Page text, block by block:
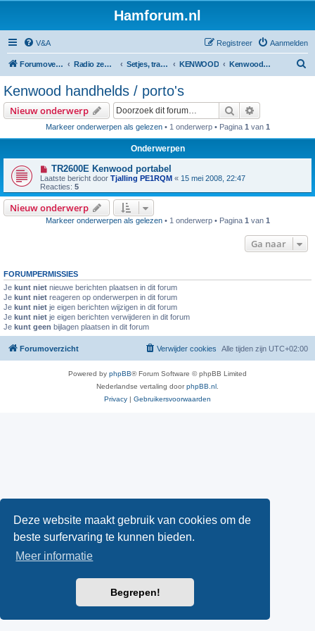
Deze website maakt gebruik van cookies om de
beste surfervaring te kunnen bieden.
Meer informatie
Begrepen!
Hamforum.nl
V&A Aanmelden
Registreer
Forumoverzicht Radio zendamateur, luisteramateur en elektronica zelfbouw Setjes, transceivers, portofoons, ontvangers, mods, tips, etc KENWOOD Kenwood handhelds / porto's
Kenwood handhelds / porto's
Nieuw onderwerp Zoek
Markeer onderwerpen als gelezen• 1 onderwerp • Pagina 1 van 1
Onderwerpen
TR2600E Kenwood portabel
Laatste bericht door Tjalling PE1RQM « 15 mei 2008, 22:47
Reacties: 5
Nieuw onderwerp
Markeer onderwerpen als gelezen• 1 onderwerp • Pagina 1 van 1
Ga naar
FORUMPERMISSIES
Je kunt niet nieuwe berichten plaatsen in dit forum
Je kunt niet reageren op onderwerpen in dit forum
Je kunt niet je eigen berichten wijzigen in dit forum
Je kunt niet je eigen berichten verwijderen in dit forum
Je kunt geen bijlagen plaatsen in dit forum
Forumoverzicht Alle tijden zijn UTC+02:00
Verwijder cookies
Powered by phpBB® Forum Software © phpBB Limited
Nederlandse vertaling doorphpBB.nl
Privacy | Gebruikersvoorwaarden